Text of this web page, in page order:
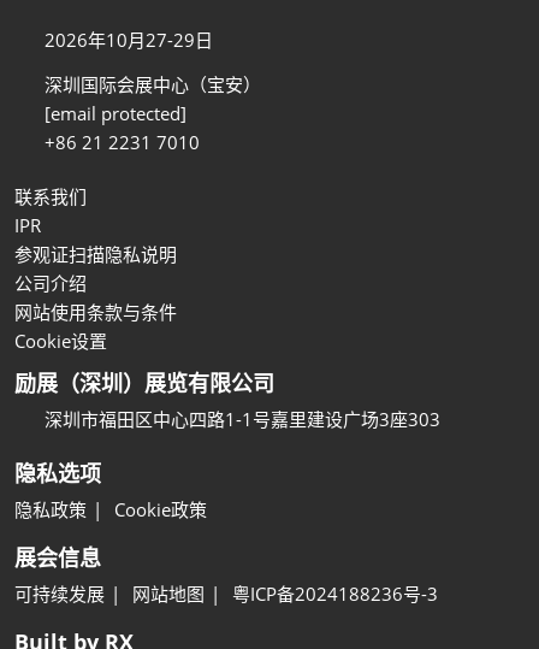
2026年10月27-29日
深圳国际会展中心（宝安）
[email protected]
+86 21 2231 7010
联系我们
IPR
参观证扫描隐私说明
公司介绍
网站使用条款与条件
Cookie设置
励展（深圳）展览有限公司
深圳市福田区中心四路1-1号嘉里建设广场3座303
隐私选项
隐私政策 Cookie政策
展会信息
可持续发展 网站地图 粤ICP备2024188236号-3
Built by RX